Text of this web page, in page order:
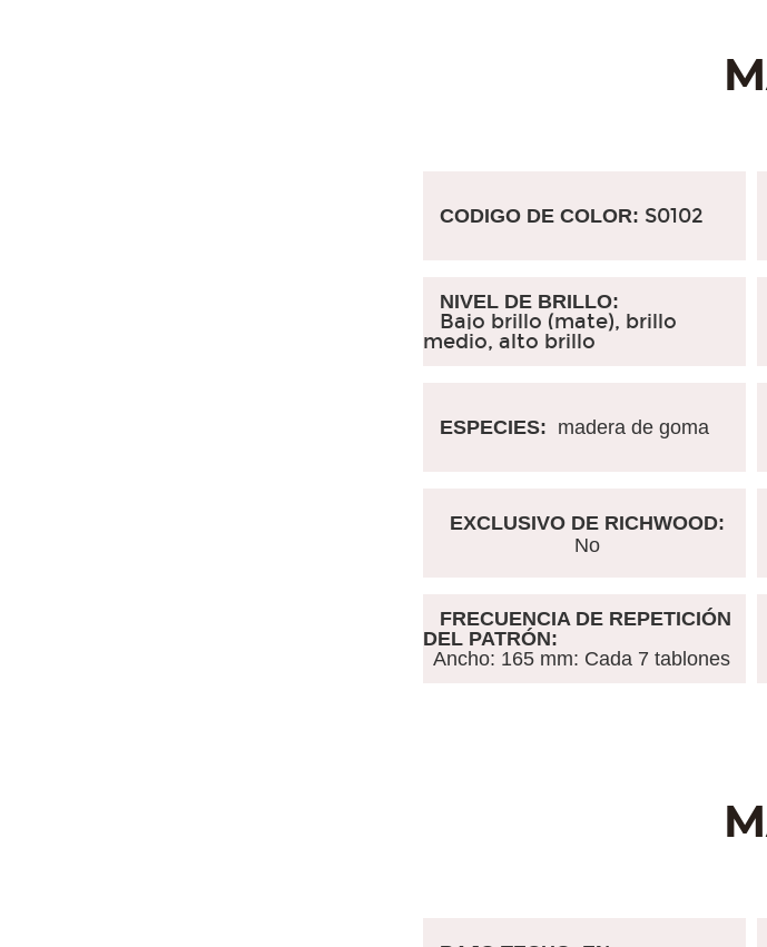
CODIGO DE COLOR: S0102
NIVEL DE BRILLO:
Bajo brillo (mate), brillo
medio, alto brillo
ESPECIES: madera de goma
EXCLUSIVO DE RICHWOOD:
No
FRECUENCIA DE REPETICIÓN
DEL PATRÓN:
Ancho: 165 mm: Cada 7 tablones